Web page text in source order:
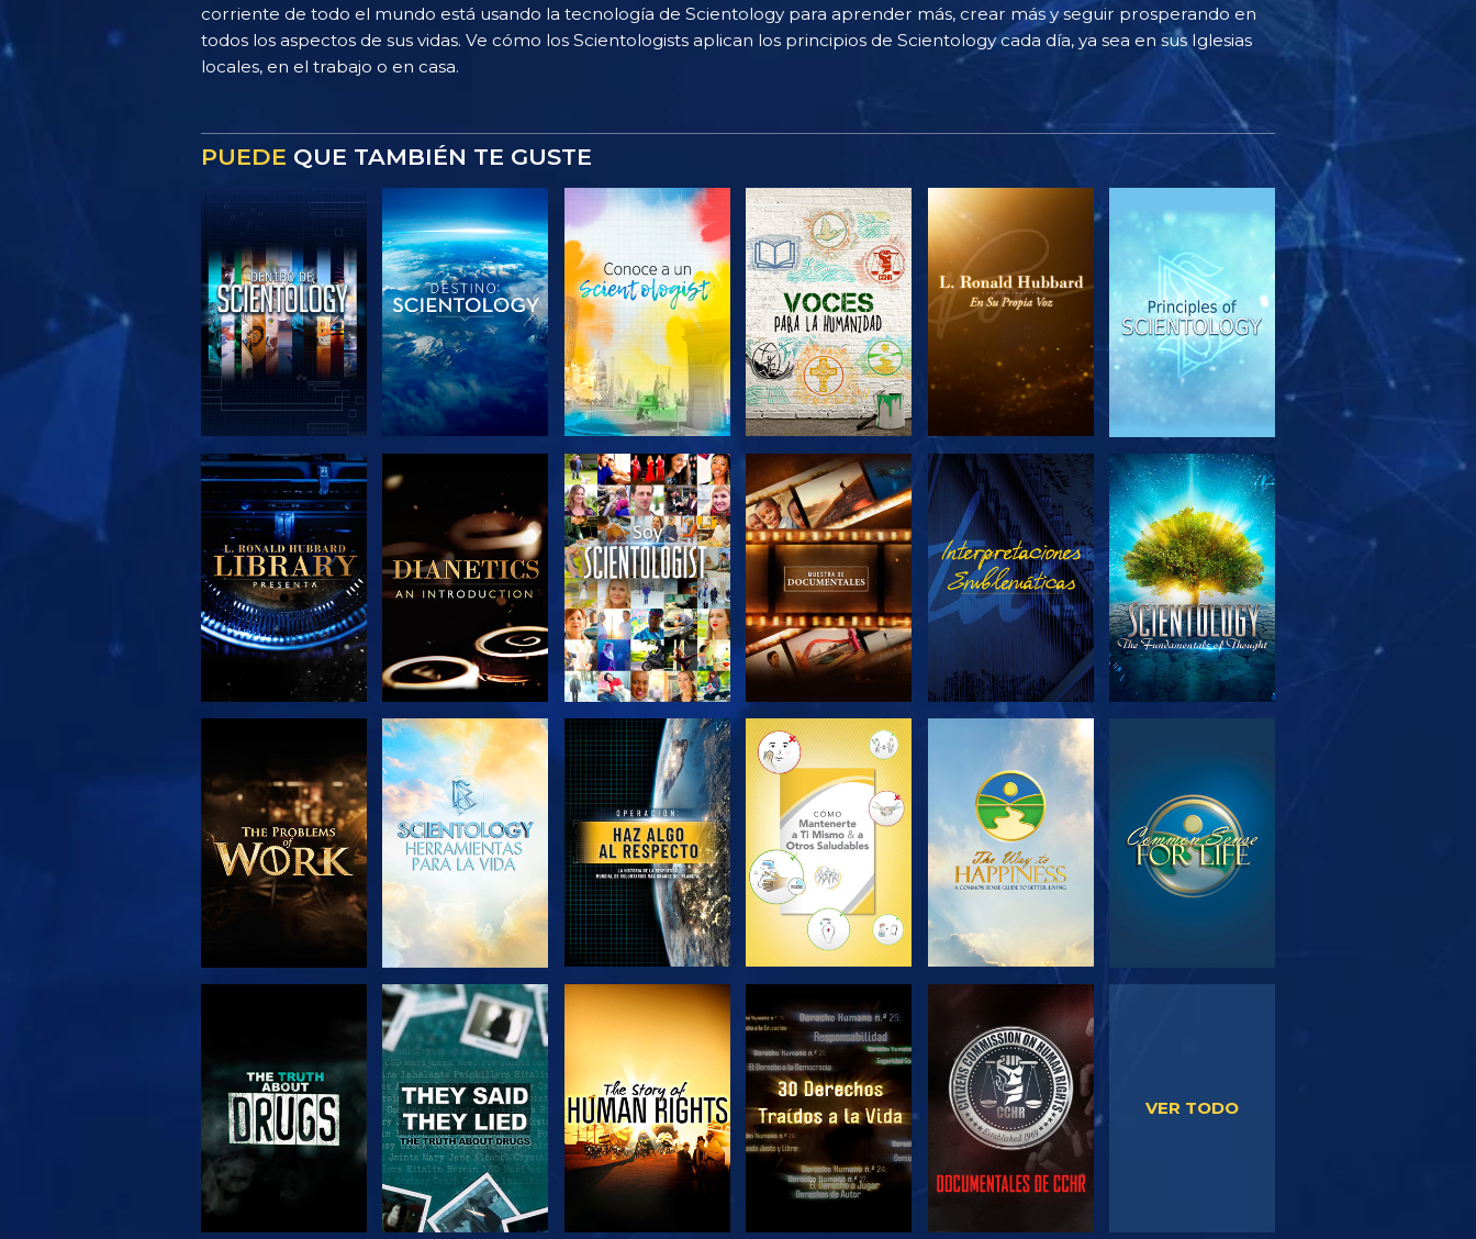
corriente de todo el mundo está usando la tecnología de Scientology para aprender más, crear más y seguir prosperando en
todos los aspectos de sus vidas. Ve cómo los Scientologists aplican los principios de Scientology cada día, ya sea en sus Iglesias
locales, en el trabajo o en casa.
PUEDE QUE TAMBIÉN TE GUSTE
EXPLORA LAS
SERIES
EXPLORA LAS
SERIES
EXPLORA LAS
SERIES
EXPLORA LAS
SERIES
EXPLORA LAS
SERIES
VE
EXPLORA LAS
SERIES
VE
EXPLORA LAS
SERIES
EXPLORA LAS
SERIES
EXPLORA LAS
SERIES
VE VE VE
VER TODO